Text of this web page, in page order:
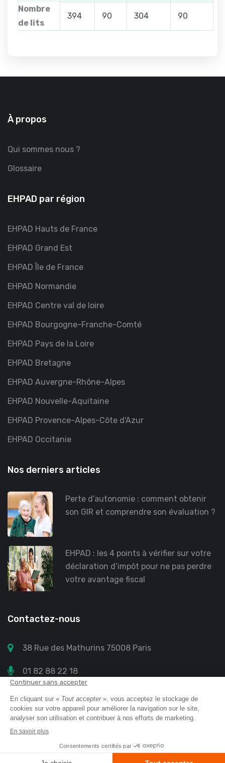
Nombre
de lits
394 90 304 90
À propos
Qui sommes nous ?
Glossaire
EHPAD par région
EHPAD Hauts de France
EHPAD Grand Est
EHPAD Île de France
EHPAD Normandie
EHPAD Centre val de loire
EHPAD Bourgogne-Franche-Comté
EHPAD Pays de la Loire
EHPAD Bretagne
EHPAD Auvergne-Rhône-Alpes
EHPAD Nouvelle-Aquitaine
EHPAD Provence-Alpes-Côte d'Azur
EHPAD Occitanie
Nos derniers articles
Perte d’autonomie : comment obtenir
son GIR et comprendre son évaluation ?
EHPAD : les 4 points à vérifier sur votre
déclaration d’impôt pour ne pas perdre
votre avantage fiscal
Contactez-nous
38 Rue des Mathurins 75008 Paris
01 82 88 22 18
contact@annuaire-retraite.com